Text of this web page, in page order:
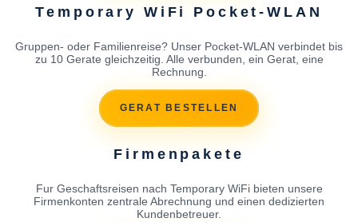
Temporary WiFi Pocket-WLAN
Gruppen- oder Familienreise? Unser Pocket-WLAN verbindet bis
zu 10 Gerate gleichzeitig. Alle verbunden, ein Gerat, eine
Rechnung.
GERAT BESTELLEN
Firmenpakete
Fur Geschaftsreisen nach Temporary WiFi bieten unsere
Firmenkonten zentrale Abrechnung und einen dedizierten
Kundenbetreuer.